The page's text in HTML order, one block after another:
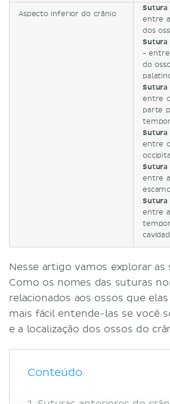
Aspecto inferior do crânio
Sutura
entre
dos
Sutura
-entre
do
entre
parte
Sutura
entre
Sutura
entre
entre
Nesse artigo vamos explorar as
Como os nomes das suturas
relacionados aos ossos que
mais fácil entende-las se você
e a localização dos ossos do
Conteúdo